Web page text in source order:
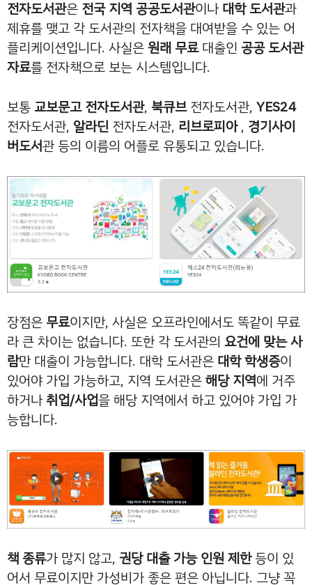
전자도서관은 전국 지역 공공도서관이나 대학 도서관과
제휴를 맺고 각 도서관의 전자책을 대여받을 수 있는 어
플리케이션입니다. 사실은원래 무료대출인 공공 도서관
자료를 전자책으로 보는 시스템입니다.
보통 교보문고 전자도서관, 북큐브전자도서관, YES24
전자도서관, 알라딘 전자도서관, 리브로피아, 경기사이
버도서관 등의 이름의 어플로 유통되고 있습니다.
장점은 무료이지만, 사실은 오프라인에서도 똑같이 무료
라 큰 차이는 없습니다. 또한 각 도서관의 요건에 맞는 사
람만 대출이 가능합니다. 대학 도서관은 대학 학생증이
있어야 가입 가능하고, 지역 도서관은해당 지역에 거주
하거나취업/사업을 해당 지역에서 하고 있어야 가입 가
능합니다.
책 종류가 많지 않고, 권당 대출 가능 인원 제한등이 있
어서 무료이지만 가성비가 좋은 편은 아닙니다. 그냥 꼭